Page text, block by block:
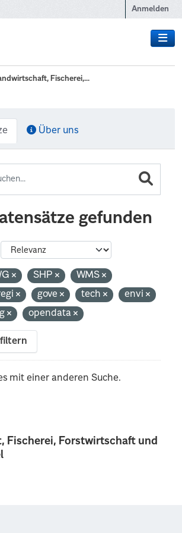
Anmelden
Fischerei,...
Fischerei, Forstwirtschaft und
Über uns
gefunden
SHP
WMS
gove tech
envi
opendata
filtern
mit einer anderen Suche.